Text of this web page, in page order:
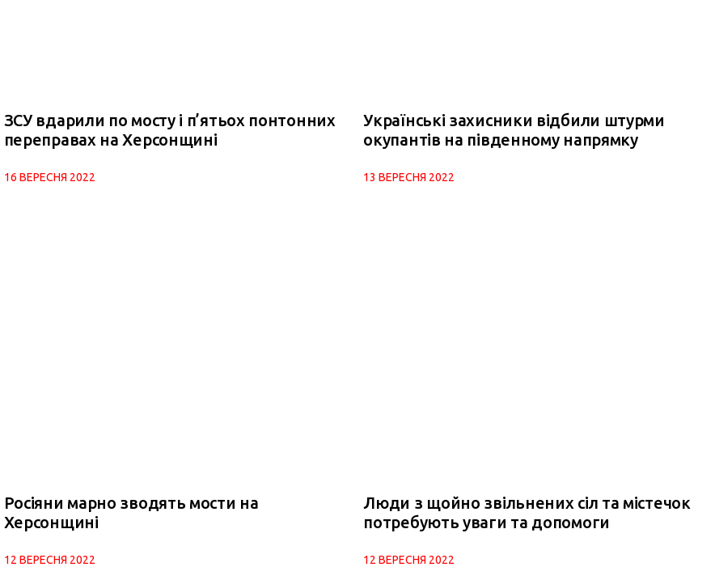
ЗСУ вдарили по мосту і п’ятьох понтонних
переправах на Херсонщині
16 ВЕРЕСНЯ 2022
Українські захисники відбили штурми
окупантів на південному напрямку
13 ВЕРЕСНЯ 2022
Росіяни марно зводять мости на
Херсонщині
12 ВЕРЕСНЯ 2022
Люди з щойно звільнених сіл та містечок
потребують уваги та допомоги
12 ВЕРЕСНЯ 2022